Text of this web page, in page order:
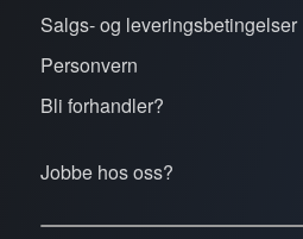
Salgs- og leveringsbetingelser
Personvern
Bli forhandler?
Jobbe hos oss?